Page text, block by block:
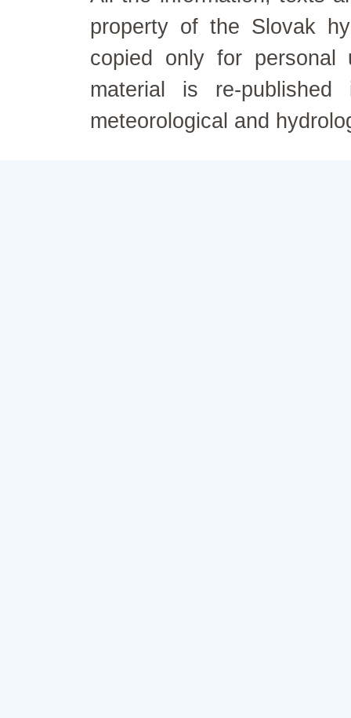
property of the Slovak
copied only for personal
material is re-
meteorological and